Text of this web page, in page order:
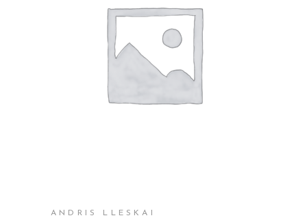
SHTOJE NË SHPORTË
ANDRIS LLESKAI